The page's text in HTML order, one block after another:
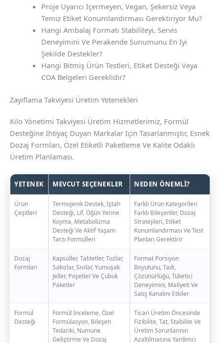
Proje Uyarıcı Içermeyen, Vegan, Şekersiz Veya
Temiz Etiket Konumlandırması Gerektiriyor Mu?
Hangi Ambalaj Formatı Stabiliteyi, Servis
Deneyimini Ve Perakende Sunumunu En Iyi
Şekilde Destekler?
Hangi Bitmiş Ürün Testleri, Etiket Desteği Veya
COA Belgeleri Gereklidir?
Zayıflama Takviyesi Üretim Yetenekleri
Kilo Yönetimi Takviyesi Üretim Hizmetlerimiz, Formül
Desteğine Ihtiyaç Duyan Markalar Için Tasarlanmıştır, Esnek
Dozaj Formları, Özel Etiketli Paketleme Ve Kalite Odaklı
Üretim Planlaması.
YETENEK MEVCUT SEÇENEKLER NEDEN ÖNEMLI?
Ürün
Çeşitleri
Termojenik Destek, Iştah
Desteği, Lif, Öğün Yerine
Koyma, Metabolizma
Desteği Ve Aktif Yaşam
Tarzı Formülleri
Farklı Ürün Kategorileri
Farklı Bileşenler, Dozaj
Stratejileri, Etiket
Konumlandırması Ve Test
Planları Gerektirir
Dozaj
Formları
Kapsüller, Tabletler, Tozlar,
Sakızlar, Sıvılar, Yumuşak
Jeller, Poşetler Ve Çubuk
Paketler
Format Porsiyon
Boyutunu, Tadı,
Çözünürlüğü, Tüketici
Deneyimini, Maliyeti Ve
Satış Kanalını Etkiler
Formül
Desteği
Formül Inceleme, Özel
Formülasyon, Bileşen
Tedariki, Numune
Geliştirme Ve Dozaj
Ticari Üretim Öncesinde
Fizibilite, Tat, Stabilite Ve
Üretim Sorunlarının
Azaltılmasına Yardımcı